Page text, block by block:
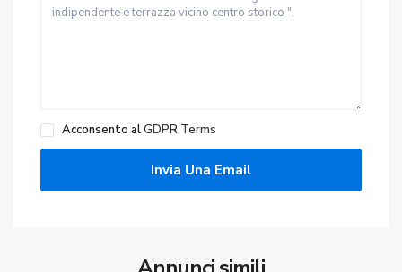
Acconsento alGDPR Terms